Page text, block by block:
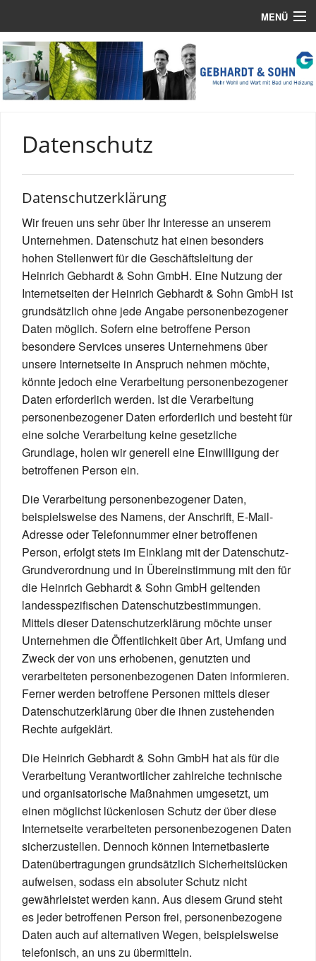
MENÜ
Home
Unsere Leistungen
Referenzen
Über Uns
Impressum
Datenschutz
Datenschutz
Datenschutzerklärung
Wir freuen uns sehr über Ihr Interesse an unserem
Unternehmen. Datenschutz hat einen besonders
hohen Stellenwert für die Geschäftsleitung der
Heinrich Gebhardt & Sohn GmbH. Eine Nutzung der
Internetseiten der Heinrich Gebhardt & Sohn GmbH ist
grundsätzlich ohne jede Angabe personenbezogener
Daten möglich. Sofern eine betroffene Person
besondere Services unseres Unternehmens über
unsere Internetseite in Anspruch nehmen möchte,
könnte jedoch eine Verarbeitung personenbezogener
Daten erforderlich werden. Ist die Verarbeitung
personenbezogener Daten erforderlich und besteht für
eine solche Verarbeitung keine gesetzliche
Grundlage, holen wir generell eine Einwilligung der
betroffenen Person ein.
Die Verarbeitung personenbezogener Daten,
beispielsweise des Namens, der Anschrift, E-Mail-
Adresse oder Telefonnummer einer betroffenen
Person, erfolgt stets im Einklang mit der Datenschutz-
Grundverordnung und in Übereinstimmung mit den für
die Heinrich Gebhardt & Sohn GmbH geltenden
landesspezifischen Datenschutzbestimmungen.
Mittels dieser Datenschutzerklärung möchte unser
Unternehmen die Öffentlichkeit über Art, Umfang und
Zweck der von uns erhobenen, genutzten und
verarbeiteten personenbezogenen Daten informieren.
Ferner werden betroffene Personen mittels dieser
Datenschutzerklärung über die ihnen zustehenden
Rechte aufgeklärt.
Die Heinrich Gebhardt & Sohn GmbH hat als für die
Verarbeitung Verantwortlicher zahlreiche technische
und organisatorische Maßnahmen umgesetzt, um
einen möglichst lückenlosen Schutz der über diese
Internetseite verarbeiteten personenbezogenen Daten
sicherzustellen. Dennoch können Internetbasierte
Datenübertragungen grundsätzlich Sicherheitslücken
aufweisen, sodass ein absoluter Schutz nicht
gewährleistet werden kann. Aus diesem Grund steht
es jeder betroffenen Person frei, personenbezogene
Daten auch auf alternativen Wegen, beispielsweise
telefonisch, an uns zu übermitteln.